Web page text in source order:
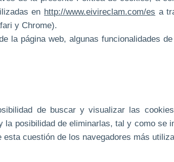
en http://www.eivireclam.com/es a
y Chrome).
la página web, algunas funcionalidades
de buscar y visualizar las
posibilidad de eliminarlas, tal y como se
cuestión de los navegadores más